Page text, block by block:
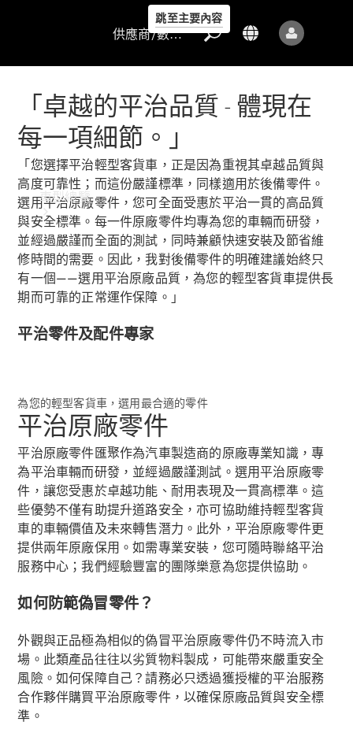
跳至主要內容
供應商/數據
保護
車型總覽
Sprinter
eSprinter 輕
型客貨車
eSprinter 底
盤車
型客貨車
板車
Sprinter底
盤車
Vito
供應商/數據保護
「卓越的平治品質 - 體現在
每一項細節。」
「您選擇平治輕型客貨車，正是因為重視其卓越品質與
高度可靠性；而這份嚴謹標準，同樣適用於後備零件。
選用平治原廠零件，您可全面受惠於平治一貫的高品質
與安全標準。每一件原廠零件均專為您的車輛而研發，
並經過嚴謹而全面的測試，同時兼顧快速安裝及節省維
修時間的需要。因此，我對後備零件的明確建議始終只
有一個——選用平治原廠品質，為您的輕型客貨車提供長
期而可靠的正常運作保障。」
平治零件及配件專家
為您的輕型客貨車，選用最合適的零件
平治原廠零件
平治原廠零件匯聚作為汽車製造商的原廠專業知識，專
為平治車輛而研發，並經過嚴謹測試。選用平治原廠零
件，讓您受惠於卓越功能、耐用表現及一貫高標準。這
些優勢不僅有助提升道路安全，亦可協助維持輕型客貨
車的車輛價值及未來轉售潛力。此外，平治原廠零件更
提供兩年原廠保用。如需專業安裝，您可隨時聯絡平治
服務中心；我們經驗豐富的團隊樂意為您提供協助。
如何防範偽冒零件？
外觀與正品極為相似的偽冒平治原廠零件仍不時流入市
場。此類產品往往以劣質物料製成，可能帶來嚴重安全
風險。如何保障自己？請務必只透過獲授權的平治服務
合作夥伴購買平治原廠零件，以確保原廠品質與安全標
準。